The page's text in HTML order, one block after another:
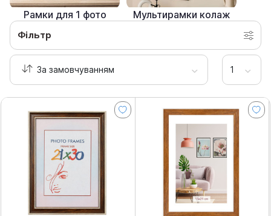
Рамки для 1 фото Мультирамки колаж
Фільтр